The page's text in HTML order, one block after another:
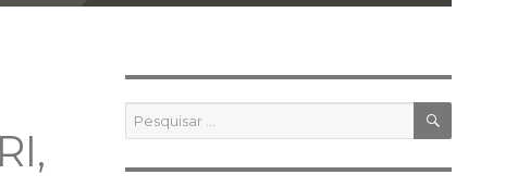
Pesquisar
por: